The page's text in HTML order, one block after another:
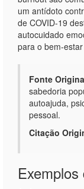
um antídoto
de COVID-19
autocuidado
para o bem-
Fonte
sabedoria
autoajuda,
pessoal.
Citação